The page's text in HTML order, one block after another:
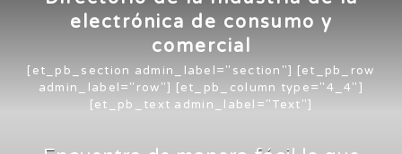
electrónica de consumo y
comercial
[et_pb_section admin_label="section"] [et_pb_row
admin_label="row"] [et_pb_column type="4_4"]
[et_pb_text admin_label="Text"]